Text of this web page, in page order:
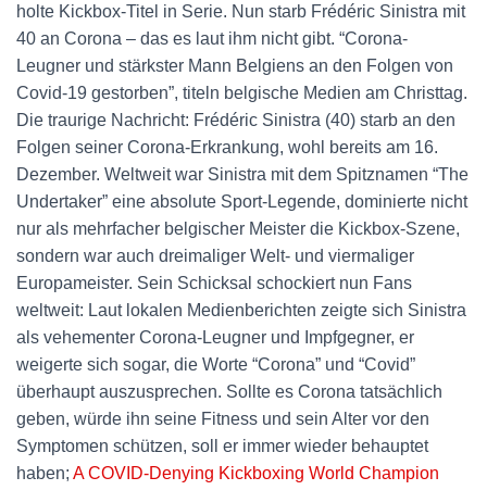
holte Kickbox-Titel in Serie. Nun starb Frédéric Sinistra mit
40 an Corona – das es laut ihm nicht gibt. “Corona-
Leugner und stärkster Mann Belgiens an den Folgen von
Covid-19 gestorben”, titeln belgische Medien am Christtag.
Die traurige Nachricht: Frédéric Sinistra (40) starb an den
Folgen seiner Corona-Erkrankung, wohl bereits am 16.
Dezember. Weltweit war Sinistra mit dem Spitznamen “The
Undertaker” eine absolute Sport-Legende, dominierte nicht
nur als mehrfacher belgischer Meister die Kickbox-Szene,
sondern war auch dreimaliger Welt- und viermaliger
Europameister. Sein Schicksal schockiert nun Fans
weltweit: Laut lokalen Medienberichten zeigte sich Sinistra
als vehementer Corona-Leugner und Impfgegner, er
weigerte sich sogar, die Worte “Corona” und “Covid”
überhaupt auszusprechen. Sollte es Corona tatsächlich
geben, würde ihn seine Fitness und sein Alter vor den
Symptomen schützen, soll er immer wieder behauptet
haben; A COVID-Denying Kickboxing World Champion